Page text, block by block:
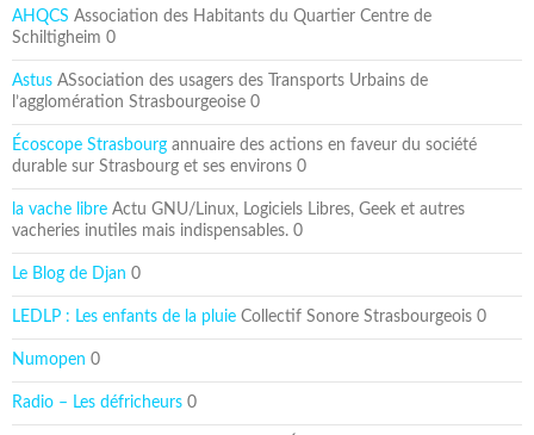
AHQCS Association des Habitants du Quartier Centre de
Schiltigheim 0
Astus ASsociation des usagers des Transports Urbains de
l’agglomération Strasbourgeoise 0
Écoscope Strasbourg annuaire des actions en faveur du société
durable sur Strasbourg et ses environs 0
la vache libre Actu GNU/Linux, Logiciels Libres, Geek et autres
vacheries inutiles mais indispensables. 0
Le Blog de Djan 0
LEDLP : Les enfants de la pluie Collectif Sonore Strasbourgeois 0
Numopen 0
Radio – Les défricheurs 0